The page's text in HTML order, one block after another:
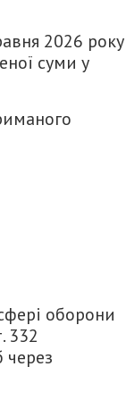
2026 року
суми у
оборони
332
через